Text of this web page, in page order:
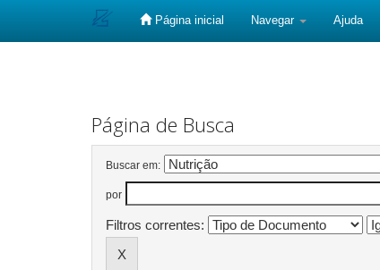
Página inicial Navegar Ajuda
Página de Busca
Buscar em:
por
Filtros correntes: